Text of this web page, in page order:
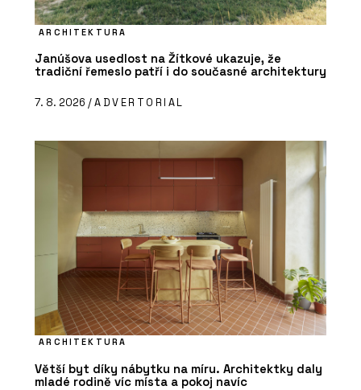
ARCHITEKTURA
Janúšova usedlost na Žítkové ukazuje, že
tradiční řemeslo patří i do současné architektury
7. 8. 2026 /ADVERTORIAL
ARCHITEKTURA
Větší byt díky nábytku na míru. Architektky daly
mladé rodině víc místa a pokoj navíc